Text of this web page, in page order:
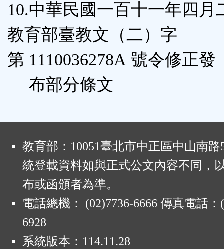
10.中華民國一百十一年四月
教育部臺教文（二）字
第 1110036278A 號令修正發
布部分條文
教育部：10051臺北市中正區中山南
統登載資料如與正式公文內容不同，
布或函頒者為準。
電話總機： (02)7736-6666 傳真電話：
6928
系統版本： 114.11.28